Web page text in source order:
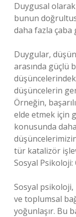
Duygusal
bunun
daha fazla çaba
Duygular,
arasında güçlü
düşüncelerin
Örneğin,
elde etmek için
konusunda
tür katalizör
Sosyal Psikoloji:
Sosyal
ve toplumsal
yoğunlaşır. Bu